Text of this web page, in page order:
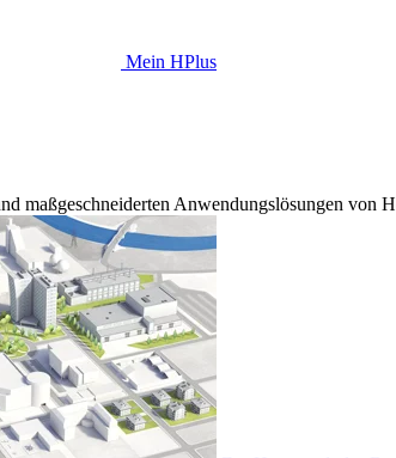
Mein HPlus
maßgeschneiderten Anwendungslösungen von